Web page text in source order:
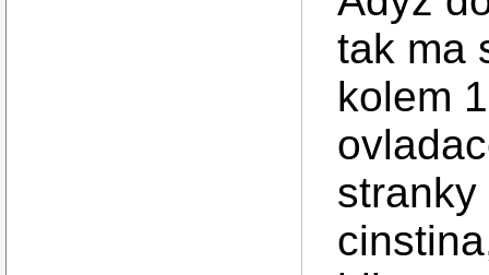
tak ma
kolem